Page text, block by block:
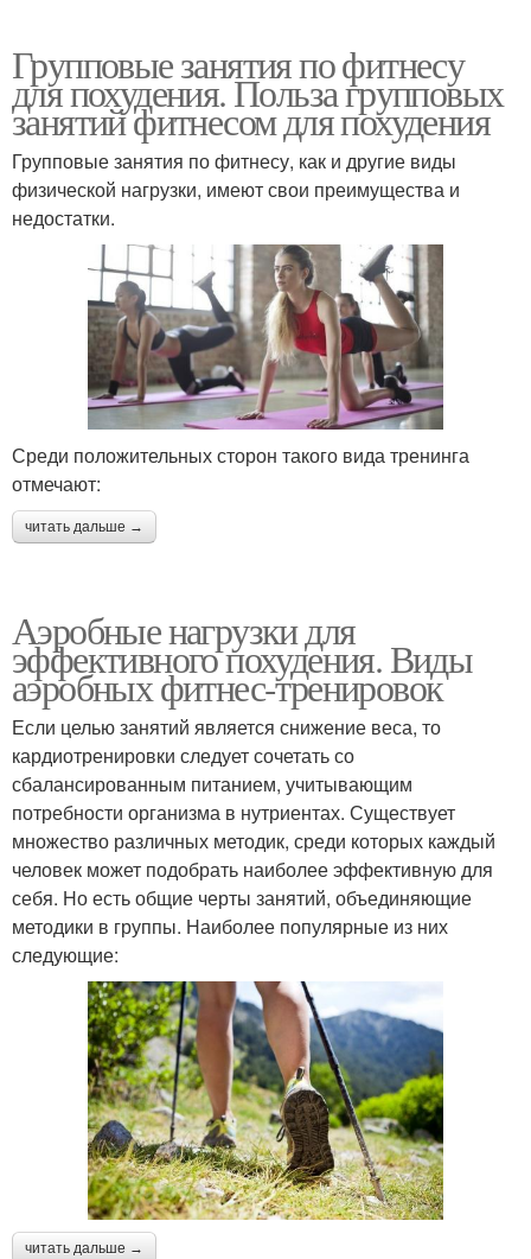
Групповые занятия по фитнесу
для похудения. Польза групповых
занятий фитнесом для похудения
Групповые занятия по фитнесу, как и другие виды
физической нагрузки, имеют свои преимущества и
недостатки.
Среди положительных сторон такого вида тренинга
отмечают:
читать дальше →
Аэробные нагрузки для
эффективного похудения. Виды
аэробных фитнес-тренировок
Если целью занятий является снижение веса, то
кардиотренировки следует сочетать со
сбалансированным питанием, учитывающим
потребности организма в нутриентах. Существует
множество различных методик, среди которых каждый
человек может подобрать наиболее эффективную для
себя. Но есть общие черты занятий, объединяющие
методики в группы. Наиболее популярные из них
следующие:
читать дальше →